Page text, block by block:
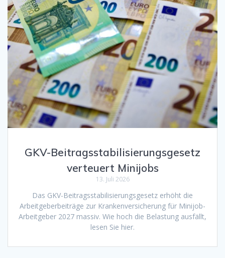
GKV-Beitragsstabilisierungsgesetz
verteuert Minijobs
13. Juli 2026
Das GKV-Beitragsstabilisierungsgesetz erhöht die
Arbeitgeberbeiträge zur Krankenversicherung für Minijob-
Arbeitgeber 2027 massiv. Wie hoch die Belastung ausfällt,
lesen Sie hier.